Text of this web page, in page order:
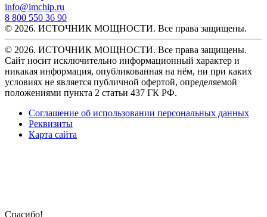
info@imchip.ru
8 800 550 36 90
© 2026. ИСТОЧНИК МОЩНОСТИ. Все права защищены.
© 2026. ИСТОЧНИК МОЩНОСТИ. Все права защищены.
Сайт носит исключительно информационный характер и
никакая информация, опубликованная на нём, ни при каких
условиях не является публичной офертой, определяемой
положениями пункта 2 статьи 437 ГК РФ.
Соглашение об использовании персональных данных
Реквизиты
Карта сайта
Спасибо!